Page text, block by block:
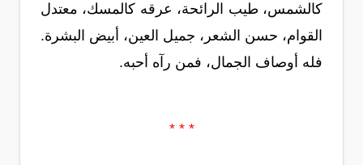
كالشمس، طيب الرائحة، عرقه كالمسك، معتدل
القوام، حسن الشعر، جميل العين، أبيض البشرة.
فله أوصاف الجمال، فمن رآه أحبه.
* * *